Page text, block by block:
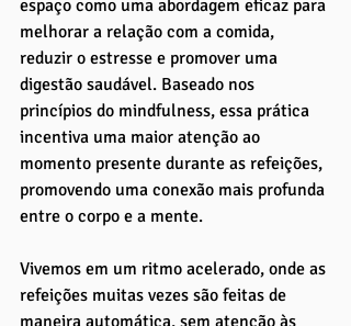
espaço como uma abordagem eficaz para
melhorar a relação com a comida,
reduzir o estresse e promover uma
digestão saudável. Baseado nos
princípios do mindfulness, essa prática
incentiva uma maior atenção ao
momento presente durante as refeições,
promovendo uma conexão mais profunda
entre o corpo e a mente.
Vivemos em um ritmo acelerado, onde as
refeições muitas vezes são feitas de